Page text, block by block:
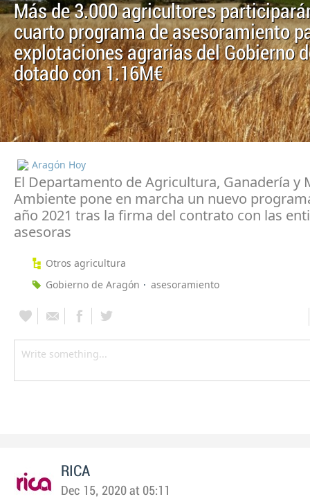
Más de 3.000 agricultores
cuarto programa de asesoramiento
explotaciones agrarias del Gobierno
dotado con 1.16M€
Aragón Hoy
El Departamento de Agricultura, Ganadería y
Ambiente pone en marcha un nuevo
año 2021 tras la firma del contrato con las
asesoras
Otros agricultura
Gobierno de Aragón
asesoramiento
RICA
Dec 15, 2020 at 05:11